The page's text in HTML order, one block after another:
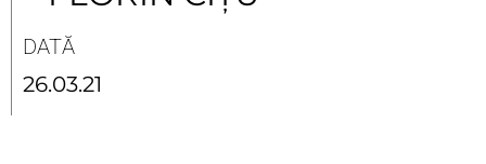
DATĂ
26.03.21